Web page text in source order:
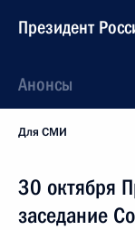
Президент
Анонсы
Для СМИ
30 октября
заседание